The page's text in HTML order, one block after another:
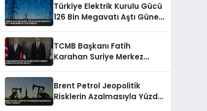
Türkiye Elektrik Kurulu Gücü
126 Bin Megavatı Aştı Güneş
TCMB Başkanı Fatih
Karahan Suriye Merkez
Brent Petrol Jeopolitik
Risklerin Azalmasıyla Yüzde